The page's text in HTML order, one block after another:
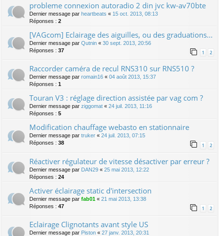
probleme connexion autoradio 2 din jvc kw-av70bte
Dernier message par heartbeats « 15 oct. 2013, 08:13
Réponses : 2
[VAGcom] Eclairage des aiguilles, ou des graduations...
Dernier message par Qutnin « 30 sept. 2013, 20:56
Réponses : 37 1 2
Raccorder caméra de recul RNS310 sur RNS510 ?
Dernier message par romain16 « 04 août 2013, 15:37
Réponses : 1
Touran V3 : réglage direction assistée par vag com ?
Dernier message par ziggomat « 24 juil. 2013, 11:16
Réponses : 5
Modification chauffage webasto en stationnaire
Dernier message par truker « 24 juil. 2013, 07:15
Réponses : 38 1 2
Réactiver régulateur de vitesse désactiver par erreur ?
Dernier message par DAN29 « 25 mai 2013, 12:22
Réponses : 24
Activer éclairage static d'intersection
Dernier message par fab01 « 21 mai 2013, 13:38
Réponses : 47 1 2
Eclairage Clignotants avant style US
Dernier message par Piston « 27 janv. 2013, 20:31